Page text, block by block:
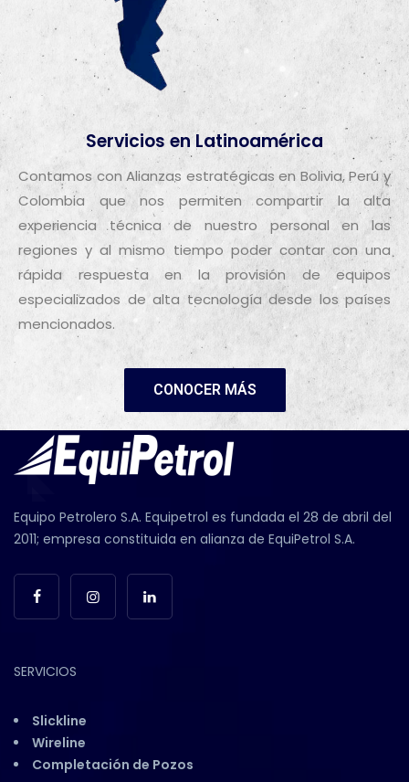
Servicios en Latinoamérica
Contamos con Alianzas estratégicas en Bolivia, Perú y
Colombia que nos permiten compartir la alta
experiencia técnica de nuestro personal en las
regiones y al mismo tiempo poder contar con una
rápida respuesta en la provisión de equipos
especializados de alta tecnología desde los países
mencionados.
CONOCER MÁS
Equipo Petrolero S.A. Equipetrol es fundada el 28 de abril del
2011; empresa constituida en alianza de EquiPetrol S.A.
SERVICIOS
Slickline
Wireline
Completación de Pozos